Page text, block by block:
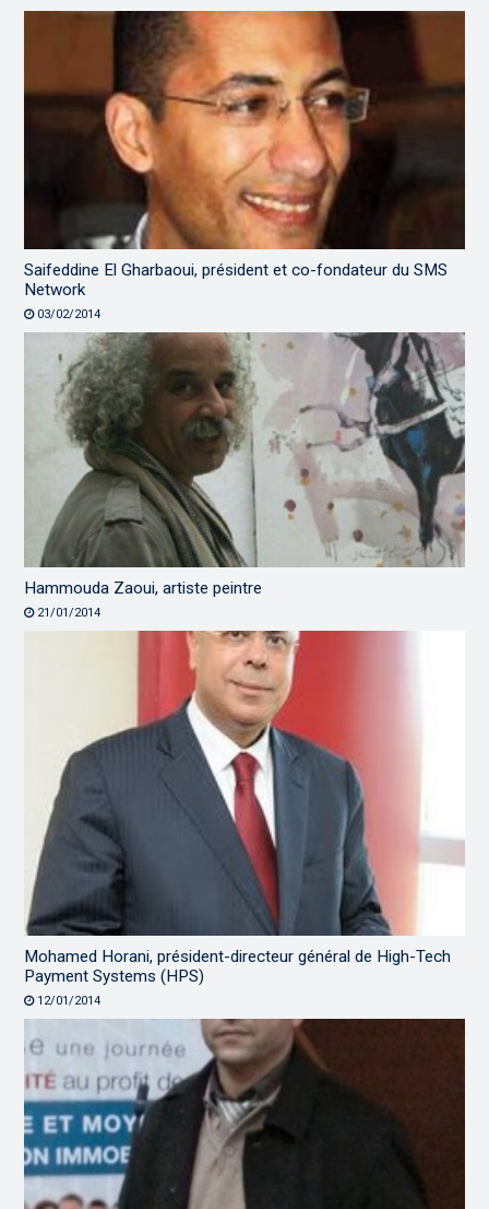
Saifeddine El Gharbaoui, président et co-fondateur du SMS
Network
03/02/2014
Hammouda Zaoui, artiste peintre
21/01/2014
Mohamed Horani, président-directeur général de High-Tech
Payment Systems (HPS)
12/01/2014